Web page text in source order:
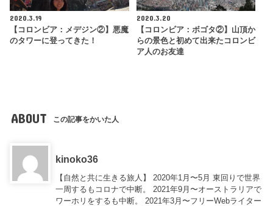
2020.3.19
【コロンビア：メデジン②】悪魔
のタワーに登ってきた！
2020.3.20
【コロンビア：ボゴタ②】山頂か
らの景色と初めて出来たコロンビ
ア人のお友達
ABOUT この記事をかいた人
kinoko36
【自然と共に生きる旅人】 2020年1月〜5月 東回りで世界
一周するもコロナで中断。 2021年9月〜オーストラリアで
ワーホリをするも中断。 2021年3月〜フリーWebライター